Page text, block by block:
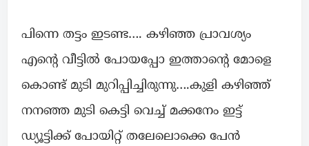
പിന്നെ തട്ടം ഇടണ്ട…. കഴിഞ്ഞ പ്രാവശ്യം
എൻ്റെ വീട്ടിൽ പോയപ്പോ ഇത്താൻ്റെ മോളെ
കൊണ്ട് മുടി മുറിപ്പിച്ചിരുന്നു….കുളി കഴിഞ്ഞ്
നനഞ്ഞ മുടി കെട്ടി വെച്ച് മക്കനേം ഇട്ട്
ഡ്യൂട്ടിക്ക് പോയിറ്റ് തലേലൊക്കെ പേൻ